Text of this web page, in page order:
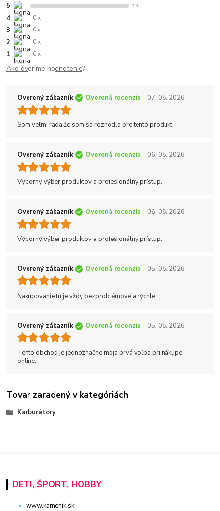
5 5 x
4 0 x
3 0 x
2 0 x
1 0 x
Ako overíme hodnotenie?
Overený zákazník Overená recenzia - 07. 08. 2026
Som veľmi rada že som sa rozhodla pre tento produkt.
Overený zákazník Overená recenzia - 06. 08. 2026
Výborný výber produktov a profesionálny prístup.
Overený zákazník Overená recenzia - 06. 08. 2026
Výborný výber produktov a profesionálny prístup.
Overený zákazník Overená recenzia - 05. 08. 2026
Nakupovanie tu je vždy bezproblémové a rýchle.
Overený zákazník Overená recenzia - 05. 08. 2026
Tento obchod je jednoznačne moja prvá voľba pri nákupe
online.
Tovar zaradený v kategóriách
Karburátory
DETI, ŠPORT, HOBBY
www.kamenik.sk